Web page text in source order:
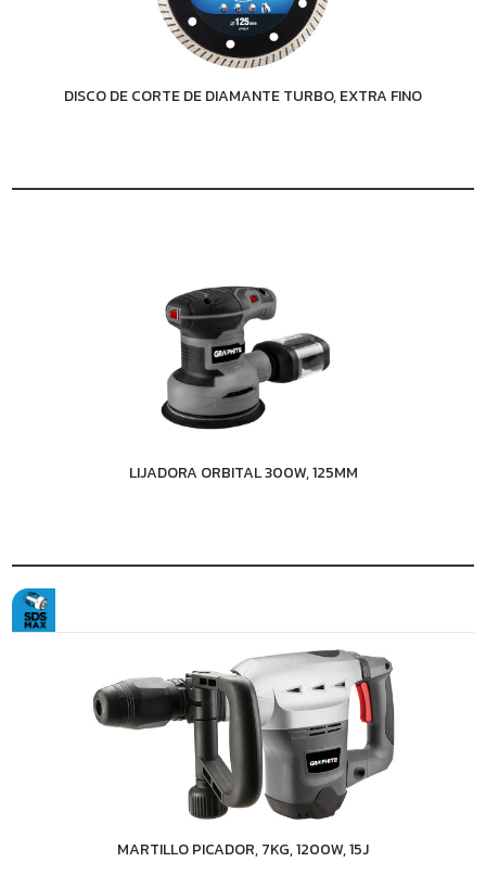
DISCO DE CORTE DE DIAMANTE TURBO, EXTRA FINO
LIJADORA ORBITAL 300W, 125MM
MARTILLO PICADOR, 7KG, 1200W, 15J